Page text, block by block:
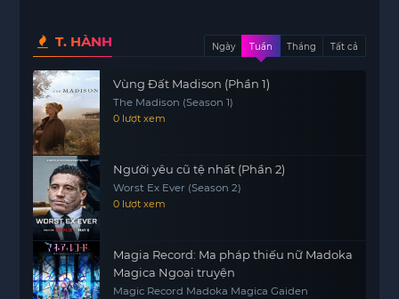
T. HÀNH Ngày Tuần Tháng Tất cả
Vùng Đất Madison (Phần 1)
The Madison (Season 1)
0 lượt xem
Người yêu cũ tệ nhất (Phần 2)
Worst Ex Ever (Season 2)
0 lượt xem
Magia Record: Ma pháp thiếu nữ Madoka
Magica Ngoại truyện
Magic Record Madoka Magica Gaiden